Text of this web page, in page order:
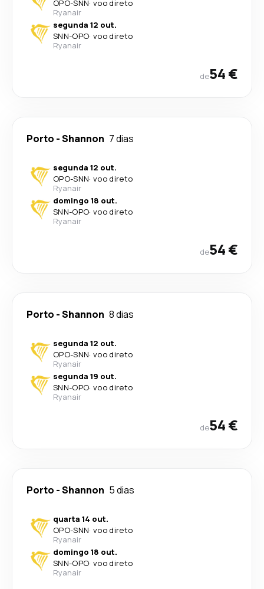
OPO-SNN· voo direto
Ryanair
segunda 12 out.
SNN-OPO· voo direto
Ryanair
de54 €
Porto -Shannon 7 dias
segunda 12 out.
OPO-SNN· voo direto
Ryanair
domingo 18 out.
SNN-OPO· voo direto
Ryanair
de54 €
Porto -Shannon 8 dias
segunda 12 out.
OPO-SNN· voo direto
Ryanair
segunda 19 out.
SNN-OPO· voo direto
Ryanair
de54 €
Porto -Shannon 5 dias
quarta 14 out.
OPO-SNN· voo direto
Ryanair
domingo 18 out.
SNN-OPO· voo direto
Ryanair